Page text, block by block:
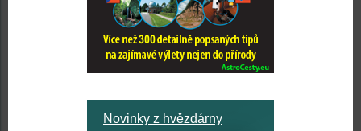
Novinky z hvězdárny